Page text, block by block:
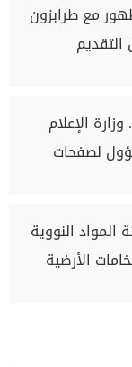
مع طرابزون
الإعلام
لصفحات
المواد النووية
الأرضية